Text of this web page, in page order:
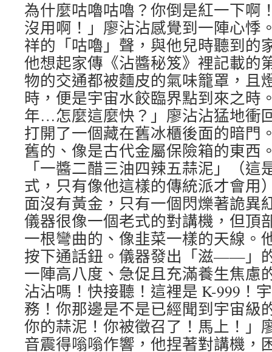
為什麼咕嚕咕嚕？你倒是紅一下啊
沒用啊！」廖沾沾感覺到一陣心悸
祥的「咕嚕」聲，與他兒時聽到的
他想起家傳《沾醬秘笈》裡記載的
物的交通都被麵皮的氣味籠罩，且
時，便是宇宙水餃臨界點到來之時
年…怎麼這麼快？」廖沾沾猛地衝
打開了一個藏在舊冰櫃後面的暗門
舊的、像是古代金屬保險箱的東西
「一醬二醋三油四辣五蒜泥」（這
式，只有像他這樣的傳統派才會用
面沒有黃金，只有一個閃爍著詭異
儀器很像一個老式的對講機，但頂
一根彎曲的、像韭菜一樣的天線。
按下通話鈕。儀器發出「滋——」
一陣高八度、急促且充滿養生焦慮
沾沾嗎！快接聽！這裡是 K-999！
務！你那邊是不是已經聞到宇宙級
你的蒜泥！你被徵召了！馬上！」
音震得嗡嗡作響，他捏著對講機，